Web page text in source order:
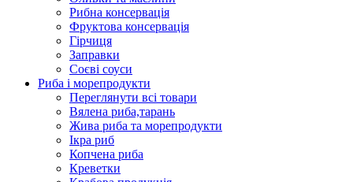
Рибна консервація
Фруктова консервація
Гірчиця
Заправки
Соєві соуси
Риба і морепродукти
Переглянути всі товари
Вялена риба,тарань
Жива риба та морепродукти
Ікра риб
Копчена риба
Крeветки